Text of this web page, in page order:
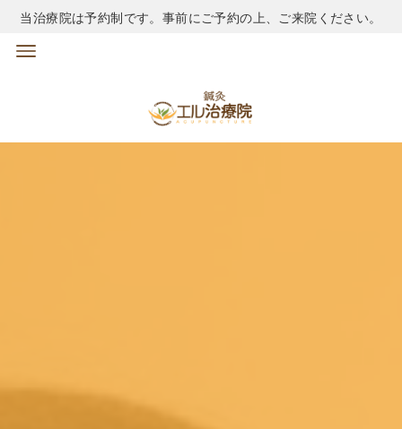
当治療院は予約制です。事前にご予約の上、ご来院ください。